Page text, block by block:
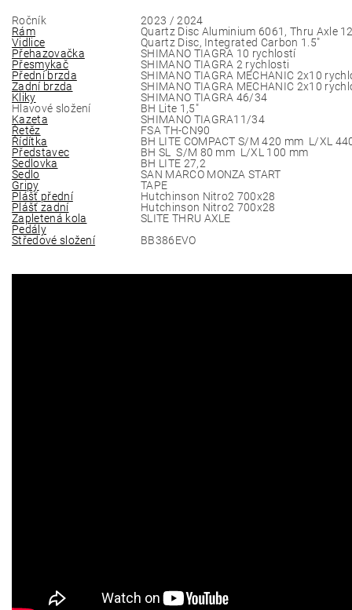
Ročník
2023 / 2024
Rám
Quartz Disc Aluminium 6061, Thru Axle
Vidlice
Quartz Disc, Integrated Carbon 1.5"
Přehazovačka
SHIMANO TIAGRA 10 rychlostí
Přesmykač
SHIMANO TIAGRA 2 rychlosti
Přední brzda
SHIMANO TIAGRA MECHANIC 2x10
Zadní brzda
SHIMANO TIAGRA MECHANIC 2x10
Kliky
SHIMANO TIAGRA 46/34
Hlavové složení
BH Lite 1,5"
Kazeta
SHIMANO TIAGRA11/34
Řetěz
FSA TH-CN90
Řídítka
BH LITE COMPACT S/M 420 mm L/XL
Představec
BH SL S/M 80 mm L/XL 100 mm
Sedlovka
BH LITE 27,2
Sedlo
SAN MARCO MONZA START
Gripy
TAPE
Plášť přední
Hutchinson Nitro2 700x28
Plášť zadní
Hutchinson Nitro2 700x28
Zapletená kola
SLITE THRU AXLE
Pedály
Středové složení
BB386EVO